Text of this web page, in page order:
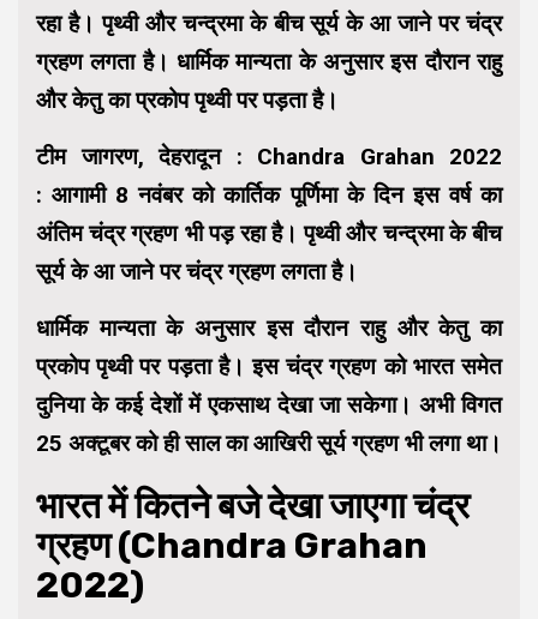
रहा है। पृथ्वी और चन्द्रमा के बीच सूर्य के आ जाने पर चंद्र
ग्रहण लगता है। धार्मिक मान्यता के अनुसार इस दौरान राहु
और केतु का प्रकोप पृथ्वी पर पड़ता है।
टीम जागरण, देहरादून : Chandra Grahan 2022
:आगामी 8 नवंबर को कार्तिक पूर्णिमा के दिन इस वर्ष का
अंतिम चंद्र ग्रहण भी पड़ रहा है। पृथ्वी और चन्द्रमा के बीच
सूर्य के आ जाने पर चंद्र ग्रहण लगता है।
धार्मिक मान्यता के अनुसार इस दौरान राहु और केतु का
प्रकोप पृथ्वी पर पड़ता है। इस चंद्र ग्रहण को भारत समेत
दुनिया के कई देशों में एकसाथ देखा जा सकेगा। अभी विगत
25 अक्‍टूबर को ही साल का आखिरी सूर्य ग्रहण भी लगा था।
भारत में कितने बजे देखा जाएगा चंद्र
ग्रहण (Chandra Grahan
2022)